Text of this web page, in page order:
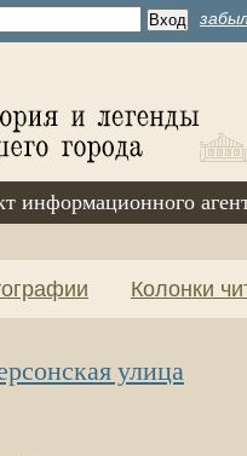
информационного
Колонки
улица